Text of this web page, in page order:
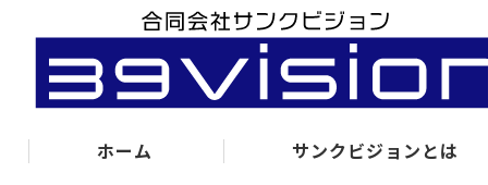
ホーム サンクビジョンとは